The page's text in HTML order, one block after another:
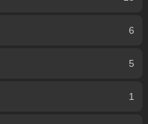
6
5
1